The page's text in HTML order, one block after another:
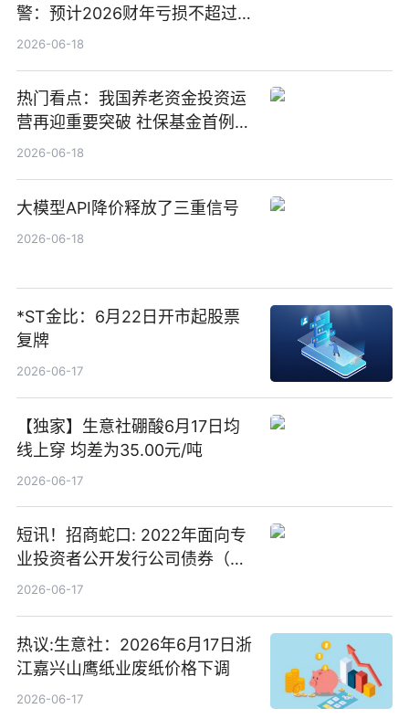
警：预计2026财年亏损不超过
1000万港元
2026-06-18
热门看点：我国养老资金投资运
营再迎重要突破 社保基金首例期
货账户完成开立
2026-06-18
大模型API降价释放了三重信号
2026-06-18
*ST金比：6月22日开市起股票
复牌
2026-06-17
【独家】生意社硼酸6月17日均
线上穿 均差为35.00元/吨
2026-06-17
短讯！招商蛇口: 2022年面向专
业投资者公开发行公司债券（第
二期）（品种二）2026年付息公
2026-06-17
热议:生意社：2026年6月17日浙
江嘉兴山鹰纸业废纸价格下调
2026-06-17